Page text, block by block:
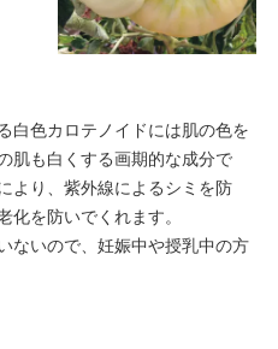
白色カロテノイドには肌の色を
肌も白くする画期的な成分で
より、紫外線によるシミを防
化を防いでくれます。
ないので、妊娠中や授乳中の方